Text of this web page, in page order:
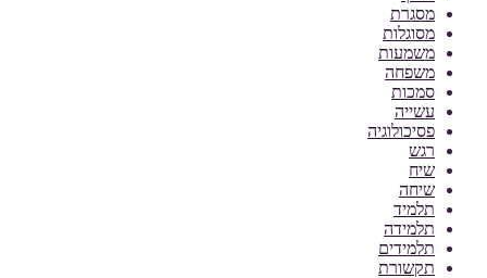
מסגרת
מסוגלות
משמעות
משפחה
סמכות
עשייה
פסיכולוגיה
רגש
שיח
שיחה
תלמיד
תלמידה
תלמידים
תקשורת